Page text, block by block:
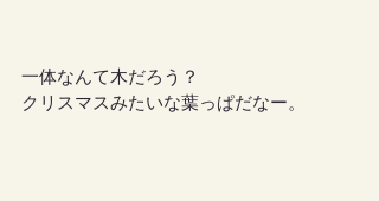
一体なんて木だろう？
クリスマスみたいな葉っぱだなー。